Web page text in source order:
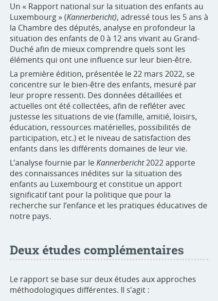
Un « Rapport national sur la situation des enfants au
Luxembourg » (Kannerbericht), adressé tous les 5 ans à
la Chambre des députés, analyse en profondeur la
situation des enfants de 0 à 12 ans vivant au Grand-
Duché afin de mieux comprendre quels sont les
éléments qui ont une influence sur leur bien-être.
La première édition, présentée le 22 mars 2022, se
concentre sur le bien-être des enfants, mesuré par
leur propre ressenti. Des données détaillées et
actuelles ont été collectées, afin de refléter avec
justesse les situations de vie (famille, amitié, loisirs,
éducation, ressources matérielles, possibilités de
participation, etc.) et le niveau de satisfaction des
enfants dans les différents domaines de leur vie.
L’analyse fournie par leKannerbericht2022apporte
des connaissances inédites sur la situation des
enfants au Luxembourg et constitue un apport
significatif tant pour la politique que pour la
recherche sur l’enfance et les pratiques éducatives de
notre pays.
Deux études complémentaires
Le rapport se base sur deux études aux approches
méthodologiques différentes. Il s’agit :